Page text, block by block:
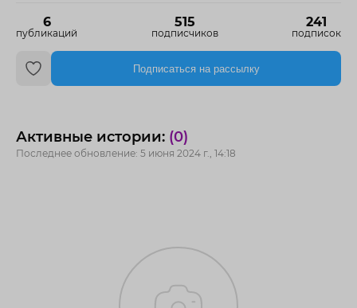
6
публикаций
515
подписчиков
241
подписок
Подписаться на рассылку
Активные истории: (0)
Последнее обновление: 5 июня 2024 г., 14:18